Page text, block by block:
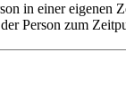
in einer eigenen
Person zum